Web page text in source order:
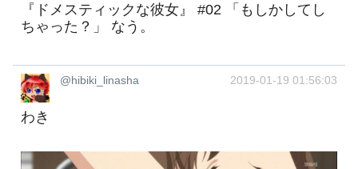
『ドメスティックな彼女』 #02 「もしかしてし
ちゃった？」 なう。
@hibiki_linasha 2019-01-19 01:56:03
わき